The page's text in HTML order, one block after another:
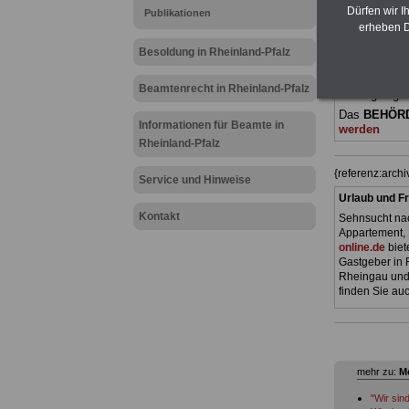
Publikationen
Besoldung in Rheinland-Pfalz
Beamtenrecht in Rheinland-Pfalz
Informationen für Beamte in
Rheinland-Pfalz
Service und Hinweise
Kontakt
(Bund/
Ländern.
Das
werden
Urlaub und
Sehnsucht
Appartement,
online.de
Gastgeber in
Rheingau
finden Sie
mehr zu:
"Wir
Dürfen wir
erheben